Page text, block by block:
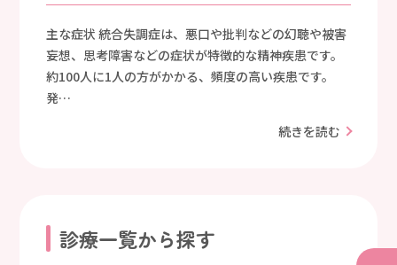
主な症状 統合失調症は、悪口や批判などの幻聴や被害
妄想、思考障害などの症状が特徴的な精神疾患です。
約100人に1人の方がかかる、頻度の高い疾患です。
発…
続きを読む
診療一覧から探す